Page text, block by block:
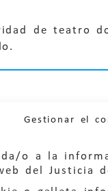
Gestionar el
o a la
del Justicia
de teatro